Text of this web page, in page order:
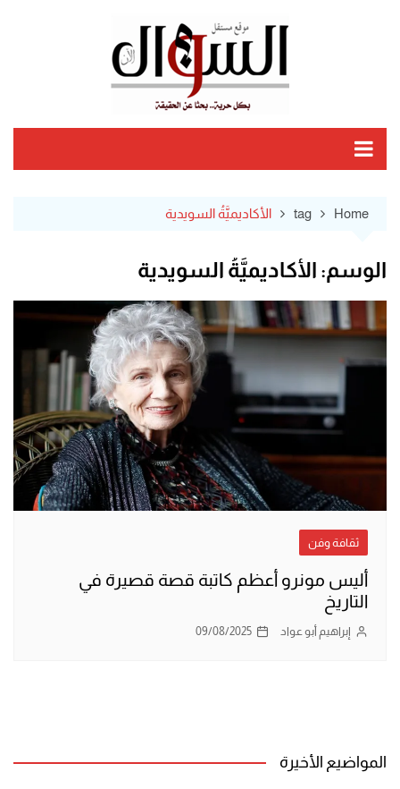
Home
tag الأكاديميَّةُ السويدية
الوسم: الأكاديميَّةُ السويدية
ثقافة وفن
أليس مونرو أعظم كاتبة قصة قصيرة في
التاريخ
إبراهيم أبو عواد 09/08/2025
المواضيع الأخيرة